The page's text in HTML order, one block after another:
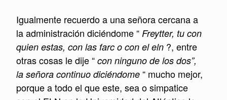
Igualmente recuerdo a una señora cercana a
la administración diciéndome “ Freytter, tu con
quien estas, con las farc o con el eln ?, entre
otras cosas le dije “ con ninguno de los dos”,
la señora continuo diciéndome “ mucho mejor,
porque a todo el que este, sea o simpatice